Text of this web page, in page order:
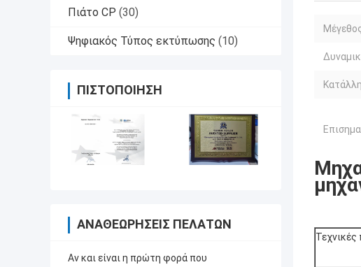
Πιάτο CP (30)
Ψηφιακός Τύπος εκτύπωσης (10)
ΠΙΣΤΟΠΟΊΗΣΗ
ΑΝΑΘΕΩΡΉΣΕΙΣ ΠΕΛΑΤΏΝ
Αν και είναι η πρώτη φορά που
Τεχνικές